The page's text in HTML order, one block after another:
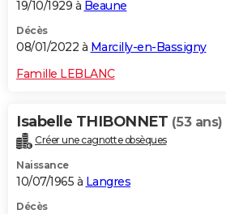
19/10/1929 à Beaune
Décès
08/01/2022 à Marcilly-en-Bassigny
Famille LEBLANC
Isabelle THIBONNET (53 ans)
Créer une cagnotte obsèques
Naissance
10/07/1965 à Langres
Décès